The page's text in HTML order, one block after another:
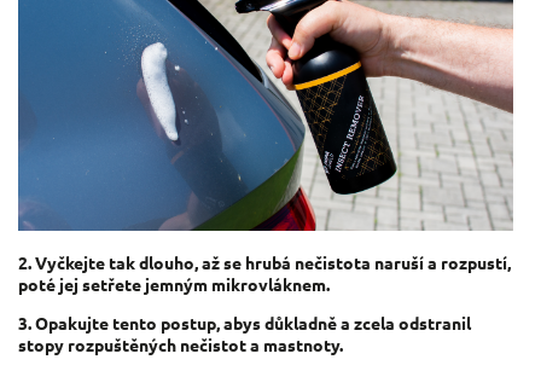
2. Vyčkejte tak dlouho, až se hrubá nečistota naruší a rozpustí,
poté jej setřete jemným mikrovláknem.
3. Opakujte tento postup, abys důkladně a zcela odstranil
stopy rozpuštěných nečistot a mastnoty.